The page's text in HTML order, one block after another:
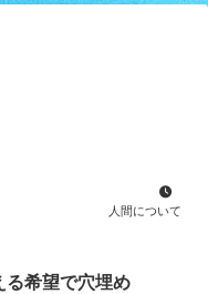
人間について
る希望で穴埋め